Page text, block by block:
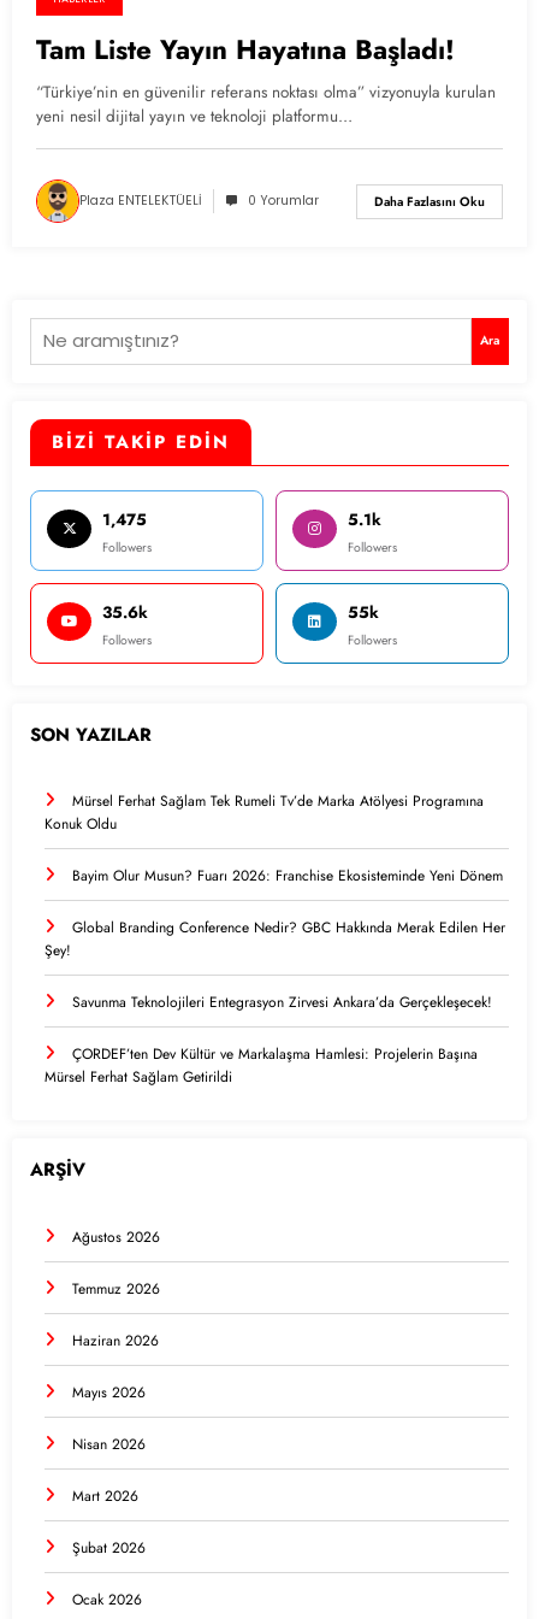
Tam Liste Yayın Hayatına Başladı!
“Türkiye’nin en güvenilir referans noktası olma” vizyonuyla kurulan
yeni nesil dijital yayın ve teknoloji platformu…
Plaza ENTELEKTÜELİ 0 Yorumlar Daha Fazlasını Oku
Ara Ara
BİZİ TAKİP EDİN
1,475
Followers
5.1k
Followers
35.6k
Followers
55k
Followers
SON YAZILAR
Mürsel Ferhat Sağlam Tek Rumeli Tv’de Marka Atölyesi Programına
Konuk Oldu
Bayim Olur Musun? Fuarı 2026: Franchise Ekosisteminde Yeni Dönem
Global Branding Conference Nedir? GBC Hakkında Merak Edilen Her
Şey!
Savunma Teknolojileri Entegrasyon Zirvesi Ankara’da Gerçekleşecek!
ÇORDEF’ten Dev Kültür ve Markalaşma Hamlesi: Projelerin Başına
Mürsel Ferhat Sağlam Getirildi
ARŞİV
Ağustos 2026
Temmuz 2026
Haziran 2026
Mayıs 2026
Nisan 2026
Mart 2026
Şubat 2026
Ocak 2026